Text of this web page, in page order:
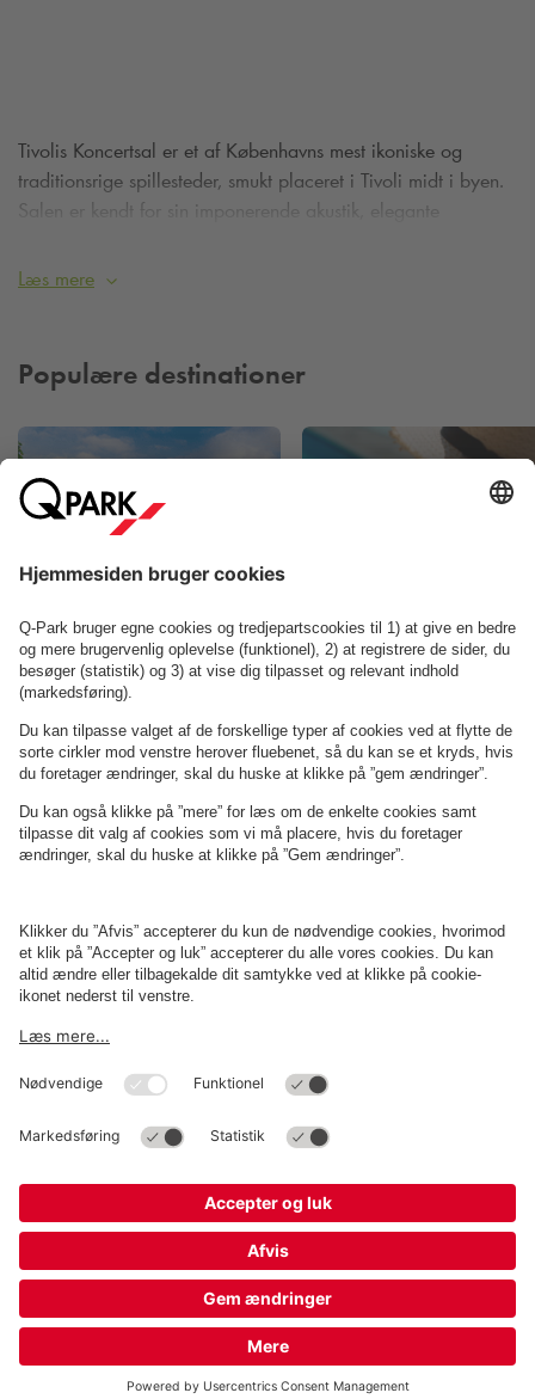
Tivolis Koncertsal er et af Københavns mest ikoniske og
traditionsrige spillesteder, smukt placeret i Tivoli midt i byen.
Salen er kendt for sin imponerende akustik, elegante
koncerter og opera til musicalopsætninger, shows og
genrer, hvilket gør koncertsalen til et kulturelt
omdrejningspunkt året rundt.
De bløde linjer, den varme belysning og de komfortable
sæder skaber en stemning, hvor både intimitet og storladne
musikoplevelser kan udfolde sig. Uanset om du er til
symfoniske værker, filmkoncerter, jazz eller store
med høj kvalitet og professionel præcision.
Det er nemt at komme til koncerter i Tivoli, uanset
transportform. Hvis du ankommer i bil, kan du parkere
bekvemt i Q‑Park Vesterport, der ligger omkring 5 minutters
gang fra indgangen – s ådu kan ankomme afslappet og
nyde en aften med musik i verdensklasse midt i København.
Læs mere her
Læs mere
Populære destinationer
Tivoli Villa
OmQ-Park
Erhverv
Betingelser og politikker
Cookieindstillinger
Operations Denmark A/S